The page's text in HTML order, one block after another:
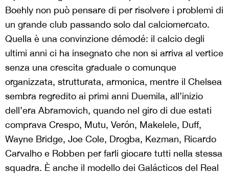
Boehly non può pensare di per risolvere i problemi di
un grande club passando solo dal calciomercato.
Quella è una convinzione démodé: il calcio degli
ultimi anni ci ha insegnato che non si arriva al vertice
senza una crescita graduale o comunque
organizzata, strutturata, armonica, mentre il Chelsea
sembra regredito ai primi anni Duemila, all’inizio
dell’era Abramovich, quando nel giro di due estati
comprava Crespo, Mutu, Verón, Makelele, Duff,
Wayne Bridge, Joe Cole, Drogba, Kezman, Ricardo
Carvalho e Robben per farli giocare tutti nella stessa
squadra. È anche il modello dei Galácticos del Real